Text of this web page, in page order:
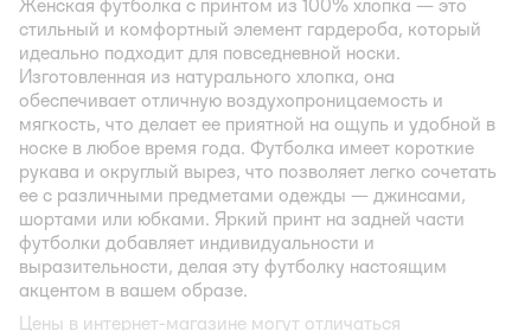
Женская футболка с принтом из 100% хлопка — это
стильный и комфортный элемент гардероба, который
идеально подходит для повседневной носки.
Изготовленная из натурального хлопка, она
обеспечивает отличную воздухопроницаемость и
мягкость, что делает ее приятной на ощупь и удобной в
носке в любое время года. Футболка имеет короткие
рукава и округлый вырез, что позволяет легко сочетать
ее с различными предметами одежды — джинсами,
шортами или юбками. Яркий принт на задней части
футболки добавляет индивидуальности и
выразительности, делая эту футболку настоящим
акцентом в вашем образе.
Цены в интернет-магазине могут отличаться